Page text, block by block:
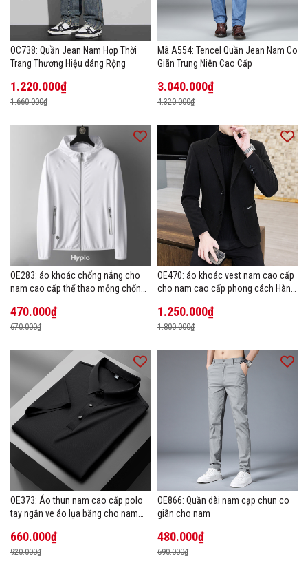
OC738: Quần Jean Nam Hợp Thời
Trang Thương Hiệu dáng Rộng
1.220.000₫
1.660.000₫
Mã A554: Tencel Quần Jean Nam Co
Giãn Trung Niên Cao Cấp
3.040.000₫
4.320.000₫
OE283: áo khoác chống nắng cho
nam cao cấp thể thao mỏng chống
470.000₫
670.000₫
OE470: áo khoác vest nam cao cấp
cho nam cao cấp phong cách Hàn
1.250.000₫
1.800.000₫
OE373: Áo thun nam cao cấp polo
tay ngắn ve áo lụa băng cho nam
660.000₫
920.000₫
OE866: Quần dài nam cạp chun co
giãn cho nam
480.000₫
690.000₫